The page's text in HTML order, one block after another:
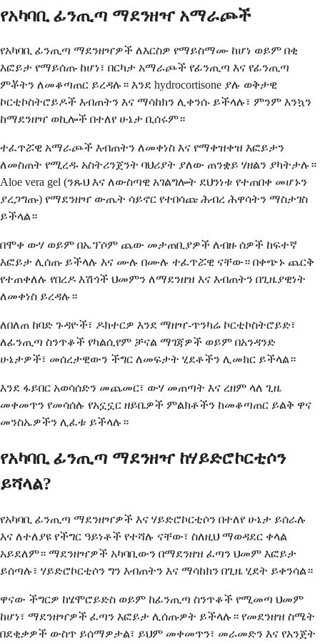
የአካባቢ ፊንጢጣ ማደንዘዣ አማራጮች
የአካባቢ ፊንጢጣ ማደንዘዣዎች ለእርስዎ የማይስማሙ ከሆነ ወይም በቂ
እፎይታ የማይሰጡ ከሆነ፣ በርካታ አማራጮች የፊንጢጣ እና የፊንጢጣ
ምቾትን ለመቆጣጠር ይረዳሉ። እንደ hydrocortisone ያሉ ወቅታዊ
ኮርቲኮስትሮይዶች እብጠትን እና ማሳከክን ሊቀንሱ ይችላሉ፣ ምንም እንኳን
ከማደንዘዣ ወኪሎች በተለየ ሁኔታ ቢሰሩም።
ተፈጥሯዊ አማራጮች እብጠትን ለመቀነስ እና የማቀዝቀዝ እፎይታን
ለመስጠት የሚረዱ አስትሪንጀንት ባህሪያት ያለው ጠንቋይ ሃዘልን ያካትታሉ።
Aloe vera gel (ንጹህ እና ለውስጣዊ አገልግሎት ደህንነቱ የተጠበቀ መሆኑን
ያረጋግጡ) የማደንዘዣ ውጤት ሳይኖር የተበሳጩ ሕብረ ሕዋሳትን ማስታገስ
ይችላል።
በሞቀ ውሃ ወይም በኤፕሶም ጨው መታጠቢያዎች ለብዙ ሰዎች ከፍተኛ
እፎይታ ሊሰጡ ይችላሉ እና ሙሉ በሙሉ ተፈጥሯዊ ናቸው። በቀጭኑ ጨርቅ
የተጠቀለሉ የበረዶ እሽጎች ህመምን ለማደንዘዝ እና እብጠትን በጊዜያዊነት
ለመቀነስ ይረዳሉ።
ለበለጠ ከባድ ጉዳዮች፣ ዶክተርዎ እንደ ማዘዣ-ጥንካሬ ኮርቲኮስትሮይድ፣
ለፊንጢጣ ስንጥቆች የካልሲየም ቻናል ማገጃዎች ወይም በአንዳንድ
ሁኔታዎች፣ መሰረታዊውን ችግር ለመፍታት ሂደቶችን ሊመክር ይችላል።
እንደ ፋይበር አወሳሰድን መጨመር፣ ውሃ መጠጣት እና ረዘም ላለ ጊዜ
መቀመጥን የመሳሰሉ የአኗኗር ዘይቤዎች ምልክቶችን ከመቆጣጠር ይልቅ ዋና
መንስኤዎችን ሊፈቱ ይችላሉ።
የአካባቢ ፊንጢጣ ማደንዘዣ ከሃይድሮኮርቲሶን
ይሻላል?
የአካባቢ ፊንጢጣ ማደንዘዣዎች እና ሃይድሮኮርቲሶን በተለየ ሁኔታ ይሰራሉ ​​
እና ለተለያዩ የችግር ዓይነቶች የተሻሉ ናቸው፣ ስለዚህ ማወዳደር ቀላል
አይደለም። ማደንዘዣዎች አካባቢውን በማደንዘዝ ፈጣን ህመም እፎይታ
ይሰጣሉ፣ ሃይድሮኮርቲሶን ግን እብጠትን እና ማሳከክን በጊዜ ሂደት ይቀንሳል።
ዋናው ችግርዎ ከሄሞሮይድስ ወይም ከፊንጢጣ ስንጥቆች የሚመጣ ህመም
ከሆነ፣ ማደንዘዣዎች ፈጣን እፎይታ ሊሰጡዎት ይችላሉ። የመደንዘዝ ስሜት
በደቂቃዎች ውስጥ ይሰማዎታል፣ ይህም መቀመጥን፣ መራመድን እና የአንጀት